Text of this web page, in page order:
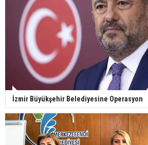
İzmir Büyükşehir Belediyesine Operasyon